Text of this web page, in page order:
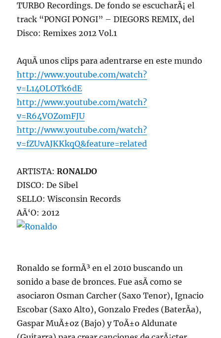
TURBO Recordings. De fondo se escucharÃ¡ el
track “PONGI PONGI” – DIEGORS REMIX, del
Disco: Remixes 2012 Vol.1
AquÃ­ unos clips para adentrarse en este mundo
http://www.youtube.com/watch?
v=L14OLOTk6dE
http://www.youtube.com/watch?
v=R64VOZomFJU
http://www.youtube.com/watch?
v=fZUvAJKKkqQ&feature=related
ARTISTA:RONALDO
DISCO: De Sibel
SELLO: Wisconsin Records
AÃ‘O: 2012
Ronaldo se formÃ³ en el 2010 buscando un
sonido a base de bronces. Fue asÃ­ como se
asociaron Osman Carcher (Saxo Tenor), Ignacio
Escobar (Saxo Alto), Gonzalo Fredes (BaterÃ­a),
Gaspar MuÃ±oz (Bajo) y ToÃ±o Aldunate